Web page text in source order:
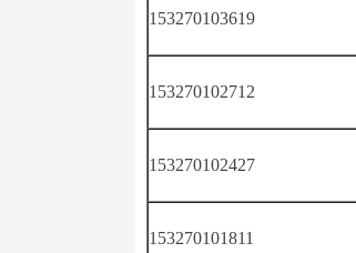
153270103619
153270102712
153270102427
153270101811